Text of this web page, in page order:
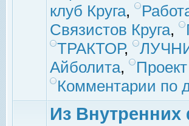
клуб Круга,
Связистов Круга,
ТРАКТОР,
Айболита,
Комментарии по
Из